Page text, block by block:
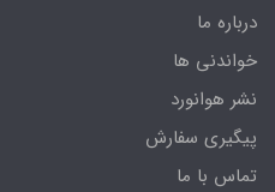
درباره ما
خواندنی ها
نشر هوانورد
پیگیری سفارش
تماس با ما